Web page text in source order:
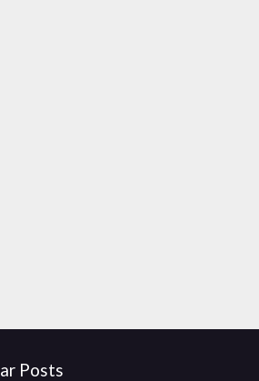
Posts